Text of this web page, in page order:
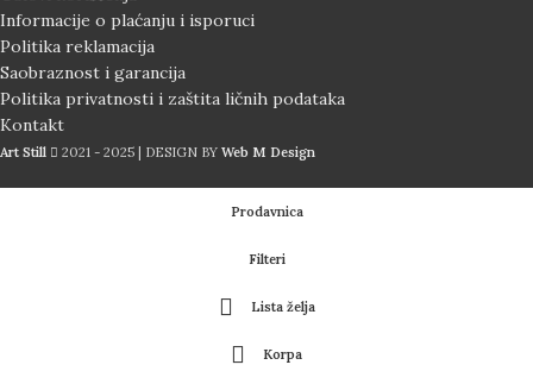
Informacije o plaćanju i isporuci
Politika reklamacija
Saobraznost i garancija
Politika privatnosti i zaštita ličnih podataka
Kontakt
Art Still 2021 - 2025 | DESIGN BY Web M Design
Prodavnica
Filteri
Lista želja
Korpa